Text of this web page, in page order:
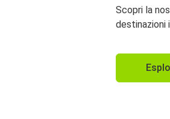
Scopri la
destinazioni